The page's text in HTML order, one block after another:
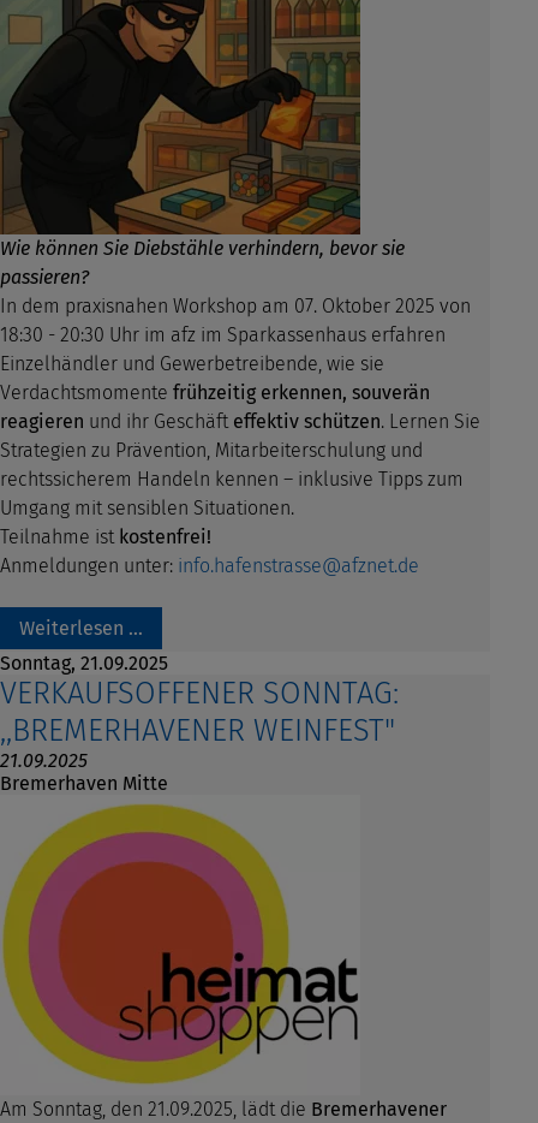
Wie können Sie Diebstähle verhindern, bevor sie
passieren?
In dem praxisnahen Workshop am 07. Oktober 2025 von
18:30 - 20:30 Uhr im afz im Sparkassenhaus erfahren
Einzelhändler und Gewerbetreibende, wie sie
Verdachtsmomente frühzeitig erkennen, souverän
reagieren und ihr Geschäft effektiv schützen. Lernen Sie
Strategien zu Prävention, Mitarbeiterschulung und
rechtssicherem Handeln kennen – inklusive Tipps zum
Umgang mit sensiblen Situationen.
Teilnahme ist kostenfrei!
Anmeldungen unter: info.hafenstrasse@afznet.de
Weiterlesen …
Sonntag, 21.09.2025
VERKAUFSOFFENER SONNTAG:
,,BREMERHAVENER WEINFEST"
21.09.2025
Bremerhaven Mitte
Am Sonntag, den 21.09.2025, lädt die Bremerhavener